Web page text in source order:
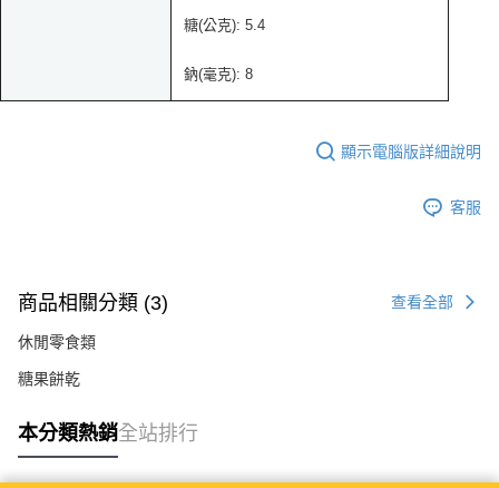
糖(公克): 5.4
鈉(毫克): 8
顯示電腦版詳細說明
客服
商品相關分類 (3) 查看全部
休閒零食類
糖果餅乾
本分類熱銷全站排行